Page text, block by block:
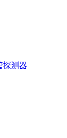
探测器